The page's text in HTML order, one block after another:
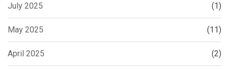
July 2025 (1)
May 2025 (11)
April 2025 (2)